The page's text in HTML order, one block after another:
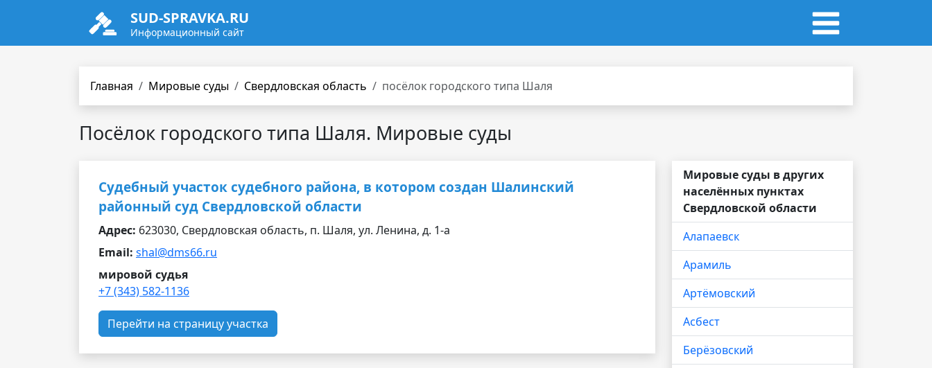
SUD-SPRAVKA.RU
Информационный сайт
Главная Мировые суды Свердловская область посёлок городского типа Шаля
Посёлок городского типа Шаля. Мировые суды
Судебный участок судебного района, в котором создан Шалинский
районный суд Свердловской области
Адрес: 623030, Свердловская область, п. Шаля, ул. Ленина, д. 1-а
Email: shal@dms66.ru
мировой судья
+7 (343) 582-1136
Перейти на страницу участка
Мировые суды в других
населённых пунктах
Свердловской области
Алапаевск
Арамиль
Артёмовский
Асбест
Берёзовский